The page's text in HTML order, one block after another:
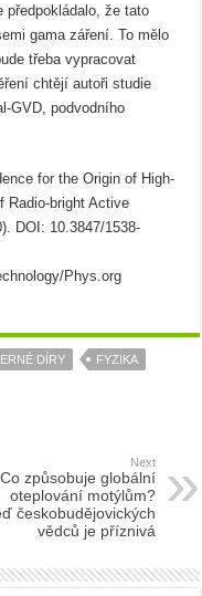
předpokládalo, že tato
gama záření. To mělo
třeba vypracovat
chtějí autoři studie
GVD, podvodního
for the Origin of High-
Radio-bright Active
DOI: 10.3847/1538-
Phys.org
DÍRY
FYZIKA
Next
Co způsobuje globální
oteplování motýlům?
českobudějovických
vědců je příznivá